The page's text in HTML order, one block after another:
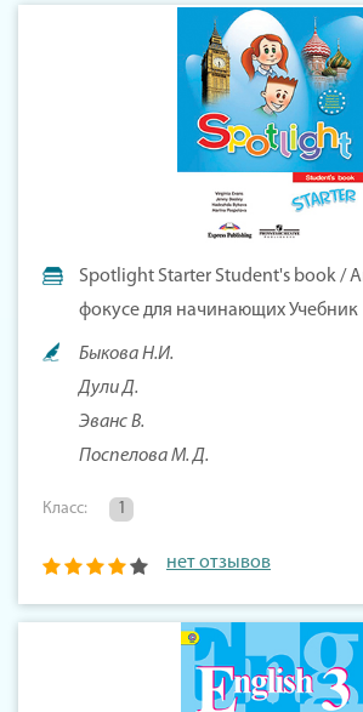
Spotlight Starter Student's book /
фокусе для начинающих Учебник
Быкова Н.И.
Дули Д.
Эванс В.
Поспелова М. Д.
Класс: 1
нет отзывов